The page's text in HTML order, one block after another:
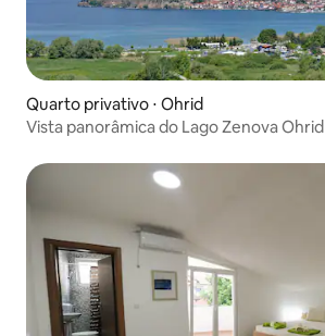
Quarto privativo ⋅ Ohrid
Vista panorâmica do Lago Zenova Ohrid